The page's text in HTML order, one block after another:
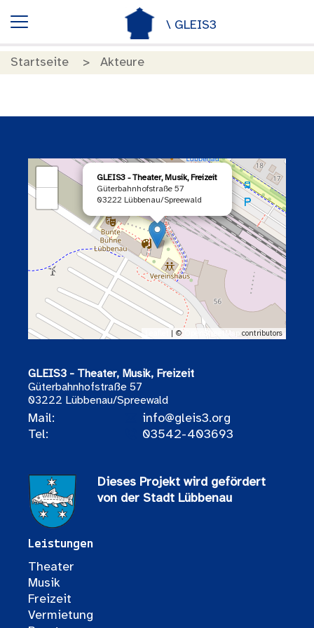
\ GLEIS3
Startseite Akteure
GLEIS3 - Theater, Musik, Freizeit
Güterbahnhofstraße 57
03222 Lübbenau/Spreewald
| © contributors
GLEIS3 - Theater, Musik, Freizeit
Güterbahnhofstraße 57
03222 Lübbenau/Spreewald
Mail:
info@gleis3.org
Tel:
03542-403693
Dieses Projekt wird gefördert
von der Stadt Lübbenau
Leistungen
Theater
Musik
Freizeit
Vermietung